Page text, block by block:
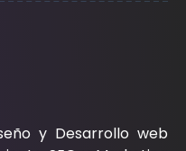
y Desarrollo web